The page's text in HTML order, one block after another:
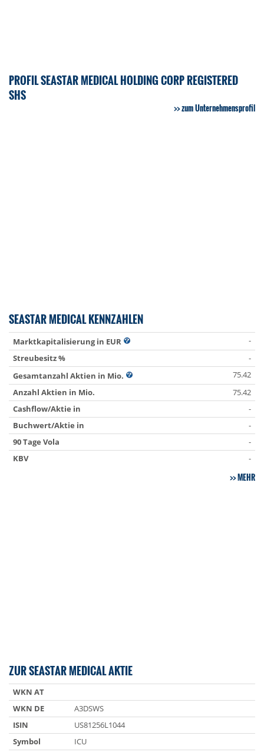
PROFIL SEASTAR MEDICAL HOLDING CORP REGISTERED
SHS
zum Unternehmensprofil
SEASTAR MEDICAL KENNZAHLEN
Marktkapitalisierung in EUR
-
Streubesitz %
-
Gesamtanzahl Aktien in Mio.
75.42
Anzahl Aktien in Mio.
75.42
Cashflow/Aktie in
-
Buchwert/Aktie in
-
90 Tage Vola
-
KBV
-
MEHR
ZUR SEASTAR MEDICAL AKTIE
WKN AT
WKN DE
A3DSWS
ISIN
US81256L1044
Symbol
ICU